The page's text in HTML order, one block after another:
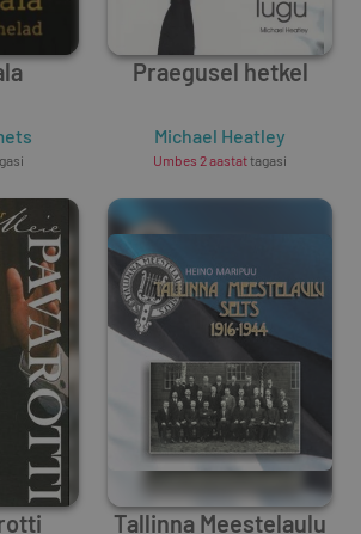
Praegusel hetkel
Michael Heatley
Umbes 2 aastattagasi
Tallinna Meestelaulu